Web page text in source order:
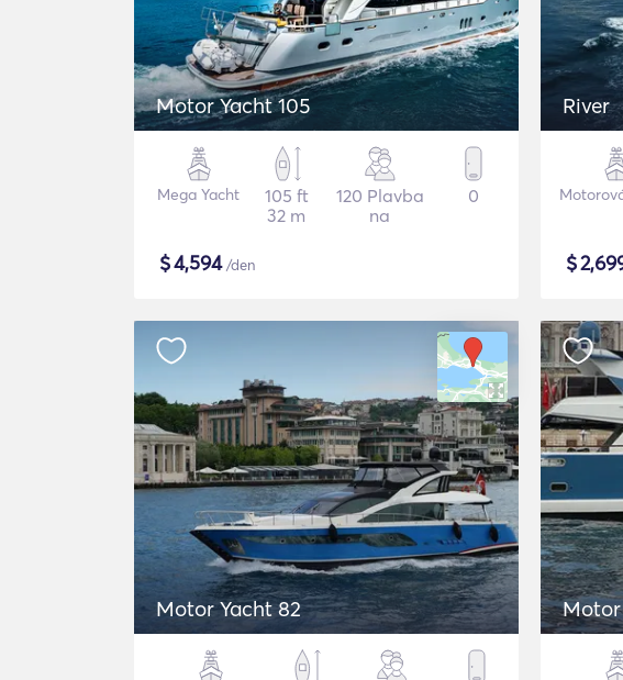
Motor Yacht 105
Mega Yacht
105 ft
32 m
120 Plavba
na
0
$4,594/den
River
$
Motor Yacht 82